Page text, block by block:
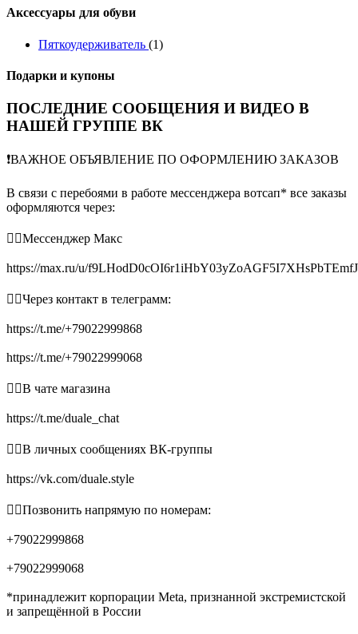
Аксессуары для обуви
Пяткоудерживатель (1)
Подарки и купоны
ПОСЛЕДНИЕ СООБЩЕНИЯ И ВИДЕО В
НАШЕЙ ГРУППЕ ВК
❗️ВАЖНОЕ ОБЪЯВЛЕНИЕ ПО ОФОРМЛЕНИЮ ЗАКАЗОВ
В связи с перебоями в работе мессенджера вотсап* все заказы
оформляются через:
👉🏻Мессенджер Макс
https://max.ru/u/
👉🏻Через контакт в телеграмм:
https://t.me/+79022999868
https://t.me/+79022999068
👉🏻В чате магазина
https://t.me/duale_chat
👉🏻В личных сообщениях ВК-группы
https://vk.com/duale.style
👉🏻Позвонить напрямую по номерам:
+79022999868
+79022999068
*принадлежит корпорации Meta, признанной экстремистской
и запрещённой в России